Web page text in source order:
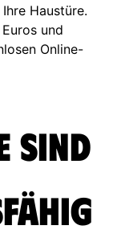
Haustüre.
und
Online-
sind